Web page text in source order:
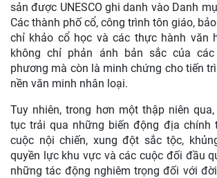
sản được UNESCO ghi danh vào Danh
Các thành phố cổ, công trình tôn giáo,
chỉ khảo cổ học và các thực hành văn
không chỉ phản ánh bản sắc của
phương mà còn là minh chứng cho tiến
nền văn minh nhân loại.
Tuy nhiên, trong hơn một thập niên
tục trải qua những biến động địa chính
cuộc nội chiến, xung đột sắc tộc,
quyền lực khu vực và các cuộc đối đầu
những tác động nghiêm trọng đối với